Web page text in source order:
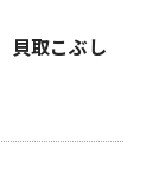
貝取こぶし